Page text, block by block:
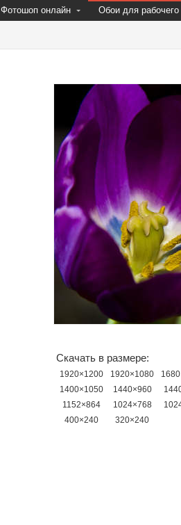
Фотошоп онлайн Обои для рабочего
Скачать в размере:
1920×1200 1920×1080
1400×1050
1440×960
1152×864
1024×768
400×240
320×240